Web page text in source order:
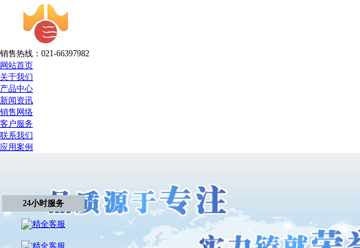
销售热线：021-66397982
网站首页
关于我们
产品中心
新闻资讯
销售网络
客户服务
联系我们
应用案例
24小时服务